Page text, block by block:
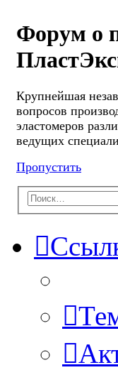
Форум о
Крупнейшая
вопросов
эластомеров
ведущих
Пропустить